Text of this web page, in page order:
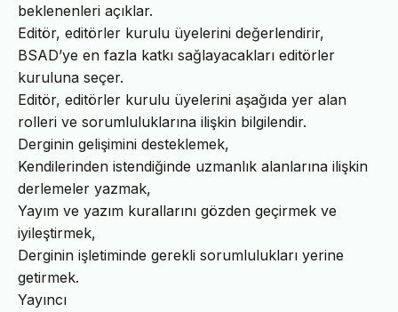
beklenenleri açıklar.
Editör, editörler kurulu üyelerini değerlendirir,
BSAD’ye en fazla katkı sağlayacakları editörler
kuruluna seçer.
Editör, editörler kurulu üyelerini aşağıda yer alan
rolleri ve sorumluluklarına ilişkin bilgilendir.
Derginin gelişimini desteklemek,
Kendilerinden istendiğinde uzmanlık alanlarına ilişkin
derlemeler yazmak,
Yayım ve yazım kurallarını gözden geçirmek ve
iyileştirmek,
Derginin işletiminde gerekli sorumlulukları yerine
getirmek.
Yayıncı